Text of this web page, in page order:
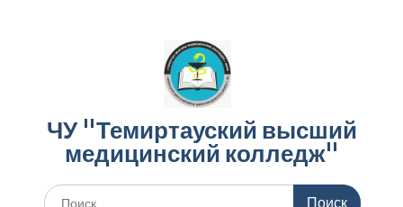
ЧУ "Темиртауский высший
медицинский колледж"
Искать: